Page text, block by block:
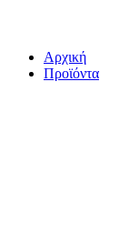
Αρχική
Προϊόντα